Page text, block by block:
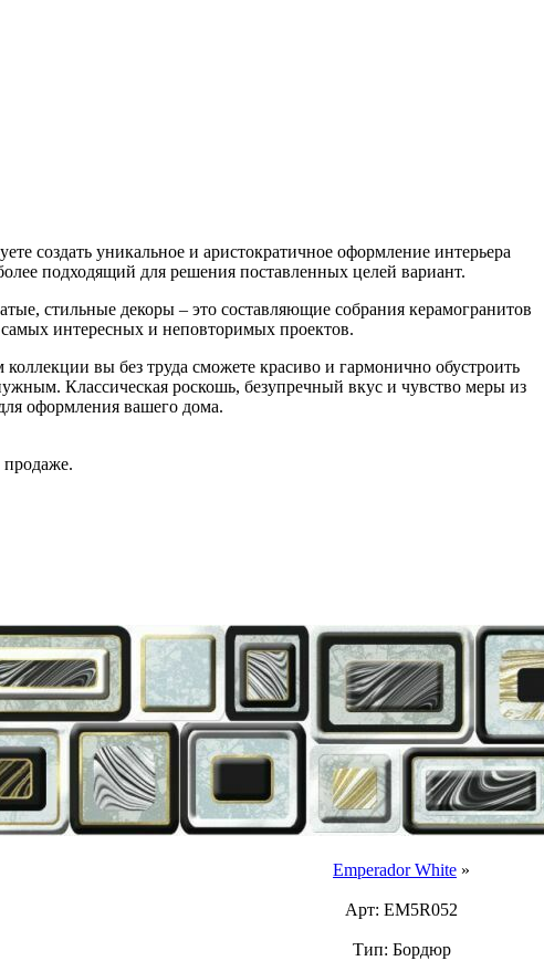
создать уникальное и аристократичное оформление интерьера
подходящий для решения поставленных целей вариант.
стильные декоры – это составляющие собрания керамогранитов
интересных и неповторимых проектов.
вы без труда сможете красиво и гармонично обустроить
Классическая роскошь, безупречный вкус и чувство меры из
оформления вашего дома.
продаже.
Emperador White »
Арт: EM5R052
Тип: Бордюр